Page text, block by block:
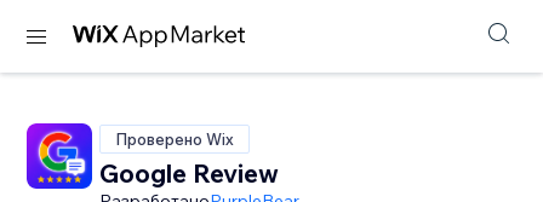
Проверено Wix
Google Review